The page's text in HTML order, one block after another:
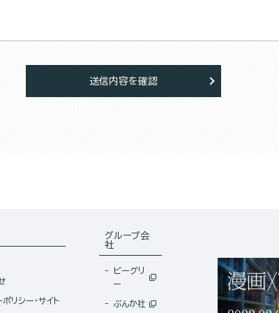
送信内容を確認
リシー・サイト
グループ会
社
ビーグリ
ー
ぶんか社